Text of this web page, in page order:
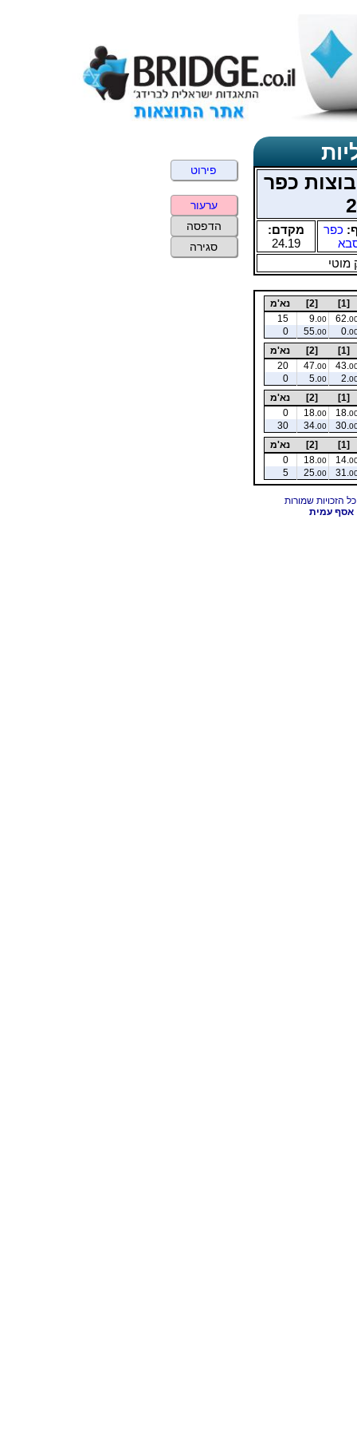
כפר
כפר
מקדם:
24.19
מוטי
[1]
[2]
נא'מ
62.
9. 00
15
0.
55. 00
0
[1]
[2]
נא'מ
43.
47. 00
20
2.
5. 00
0
[1]
[2]
נא'מ
18.
18. 00
0
30.
34. 00
30
[1]
[2]
נא'מ
14.
18. 00
0
31.
25. 00
5
אסף עמית
פירוט
ערעור
הדפסה
סגירה